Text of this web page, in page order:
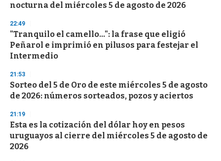
nocturna del miércoles 5 de agosto de 2026
22:49
"Tranquilo el camello...": la frase que eligió
Peñarol e imprimió en pilusos para festejar el
Intermedio
21:53
Sorteo del 5 de Oro de este miércoles 5 de agosto
de 2026: números sorteados, pozos y aciertos
21:19
Esta es la cotización del dólar hoy en pesos
uruguayos al cierre del miércoles 5 de agosto de
2026